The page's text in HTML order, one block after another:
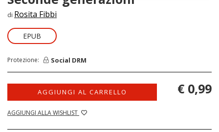
di Rosita Fibbi
EPUB
Protezione: Social DRM
AGGIUNGI AL CARRELLO
AGGIUNGI ALLA WISHLIST
€ 0,99